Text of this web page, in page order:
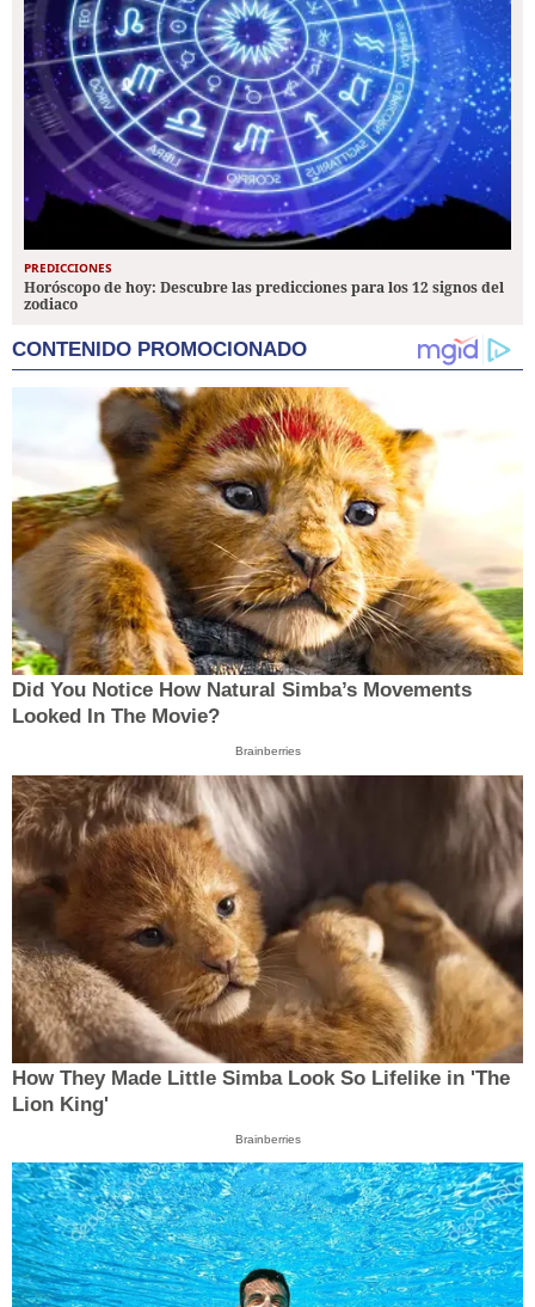
PREDICCIONES
Horóscopo de hoy: Descubre las predicciones para los 12 signos del
zodiaco
CONTENIDO PROMOCIONADO
Did You Notice How Natural Simba’s Movements
Looked In The Movie?
Brainberries
How They Made Little Simba Look So Lifelike in 'The
Lion King'
Brainberries